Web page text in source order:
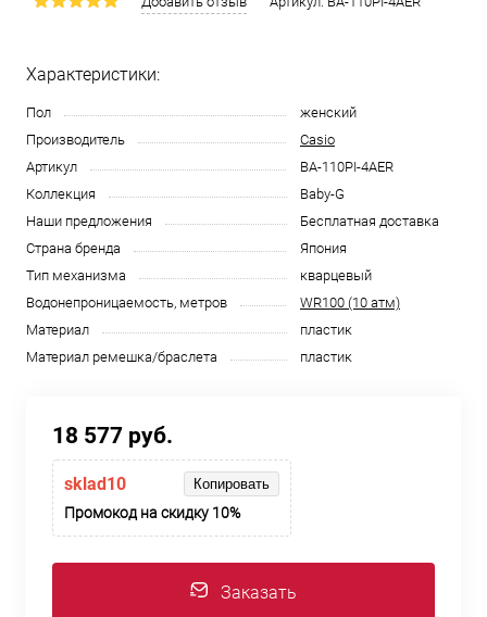
Характеристики:
Пол
женский
Производитель
Casio
Артикул
BA-110PI-4AER
Коллекция
Baby-G
Наши предложения
Бесплатная доставка
Страна бренда
Япония
Тип механизма
кварцевый
Водонепроницаемость, метров
WR100 (10 атм)
Материал
пластик
Материал ремешка/браслета
пластик
18 577 руб.
sklad10 Копировать
Промокод на скидку 10%
Заказать